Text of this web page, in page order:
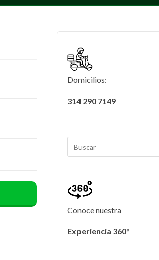
Domicilios:
314 290 7149
Conoce nuestra
Experiencia 360°